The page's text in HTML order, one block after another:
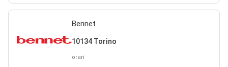
Bennet
10134 Torino
orari